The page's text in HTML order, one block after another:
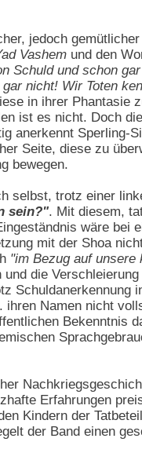
jedoch
Vashem und den
Schuld und schon
nicht! Wir Toten
in ihrer Phantasie
ist es nicht. Doch
anerkennt Sperling-
Seite, diese zu
bewegen.
selbst, trotz einer
sein?". Mit diesem,
wäre bei
mit der Shoa
"im Bezug auf unsere
die
Schuldanerkennung
Namen nicht
Bekenntnis
Erfahrungen
Kindern der
der Band einen